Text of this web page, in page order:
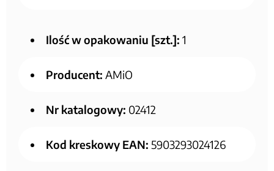
Ilość w opakowaniu [szt.]: 1
Producent: AMiO
Nr katalogowy: 02412
Kod kreskowy EAN: 5903293024126